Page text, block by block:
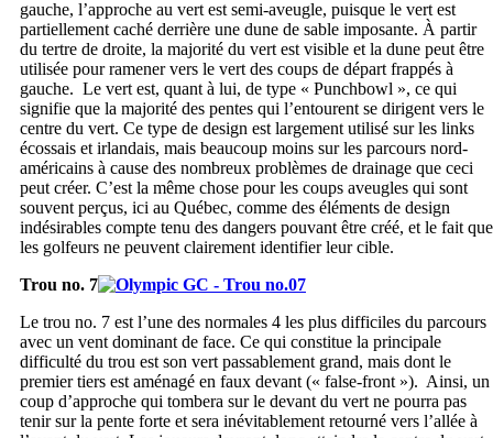
gauche, l’approche au vert est semi-aveugle, puisque le vert est
partiellement caché derrière une dune de sable imposante. À partir
du tertre de droite, la majorité du vert est visible et la dune peut être
utilisée pour ramener vers le vert des coups de départ frappés à
gauche. Le vert est, quant à lui, de type « Punchbowl », ce qui
signifie que la majorité des pentes qui l’entourent se dirigent vers le
centre du vert. Ce type de design est largement utilisé sur les links
écossais et irlandais, mais beaucoup moins sur les parcours nord-
américains à cause des nombreux problèmes de drainage que ceci
peut créer. C’est la même chose pour les coups aveugles qui sont
souvent perçus, ici au Québec, comme des éléments de design
indésirables compte tenu des dangers pouvant être créé, et le fait que
les golfeurs ne peuvent clairement identifier leur cible.
Trou no. 7
Le trou no. 7 est l’une des normales 4 les plus difficiles du parcours
avec un vent dominant de face. Ce qui constitue la principale
difficulté du trou est son vert passablement grand, mais dont le
premier tiers est aménagé en faux devant (« false-front »). Ainsi, un
coup d’approche qui tombera sur le devant du vert ne pourra pas
tenir sur la pente forte et sera inévitablement retourné vers l’allée à